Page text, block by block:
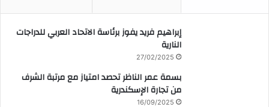
إبراهيم فريد يفوز برئاسة الاتحاد العربي للدراجات
النارية
27/02/2025
بسمة عمر الناظر تحصد امتياز مع مرتبة الشرف
من تجارة الإسكندرية
16/09/2025